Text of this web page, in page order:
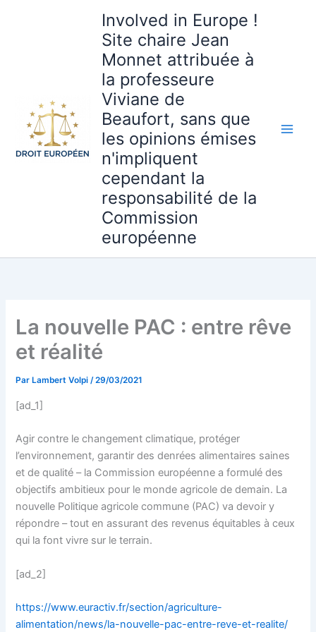
Involved in Europe !
Site chaire Jean
Monnet attribuée à
la professeure
Viviane de
Beaufort, sans que
les opinions émises
n'impliquent
cependant la
responsabilité de la
Commission
européenne
La nouvelle PAC : entre rêve
et réalité
Par Lambert Volpi/29/03/2021
[ad_1]
Agir contre le changement climatique, protéger
l’environnement, garantir des denrées alimentaires saines
et de qualité – la Commission européenne a formulé des
objectifs ambitieux pour le monde agricole de demain. La
nouvelle Politique agricole commune (PAC) va devoir y
répondre – tout en assurant des revenus équitables à ceux
qui la font vivre sur le terrain.
[ad_2]
https://www.euractiv.fr/section/agriculture-
alimentation/news/la-nouvelle-pac-entre-reve-et-realite/